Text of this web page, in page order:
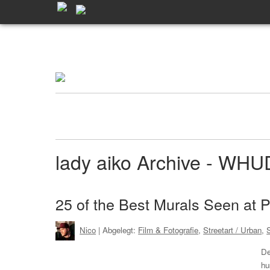
lady aiko Archive -
25 of the Best Murals Seen at
Nico | Abgelegt: Film & Fotografie,Streetart / Urban,